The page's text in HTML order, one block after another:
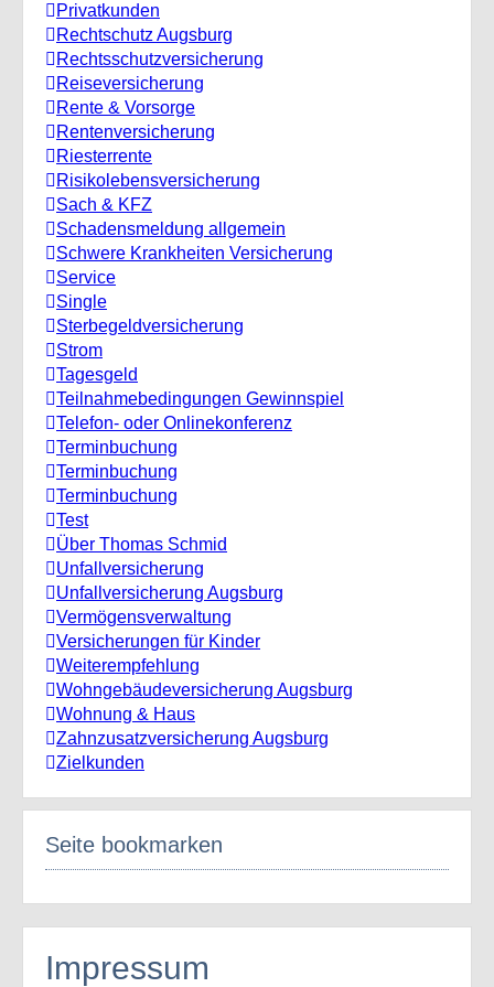
Privatkunden
Rechtschutz Augsburg
Rechtsschutzversicherung
Reiseversicherung
Rente & Vorsorge
Rentenversicherung
Riesterrente
Risikolebensversicherung
Sach & KFZ
Schadensmeldung allgemein
Schwere Krankheiten Versicherung
Service
Single
Sterbegeldversicherung
Strom
Tagesgeld
Teilnahmebedingungen Gewinnspiel
Telefon- oder Onlinekonferenz
Terminbuchung
Terminbuchung
Terminbuchung
Test
Über Thomas Schmid
Unfallversicherung
Unfallversicherung Augsburg
Vermögensverwaltung
Versicherungen für Kinder
Weiterempfehlung
Wohngebäudeversicherung Augsburg
Wohnung & Haus
Zahnzusatzversicherung Augsburg
Zielkunden
Seite bookmarken
Impressum